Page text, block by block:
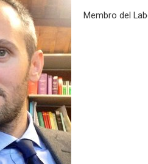
Membro del